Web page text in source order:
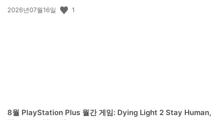
공
2026년07월16일 1
8월 PlayStation Plus 월간 게임: Dying Light 2 Stay Human,